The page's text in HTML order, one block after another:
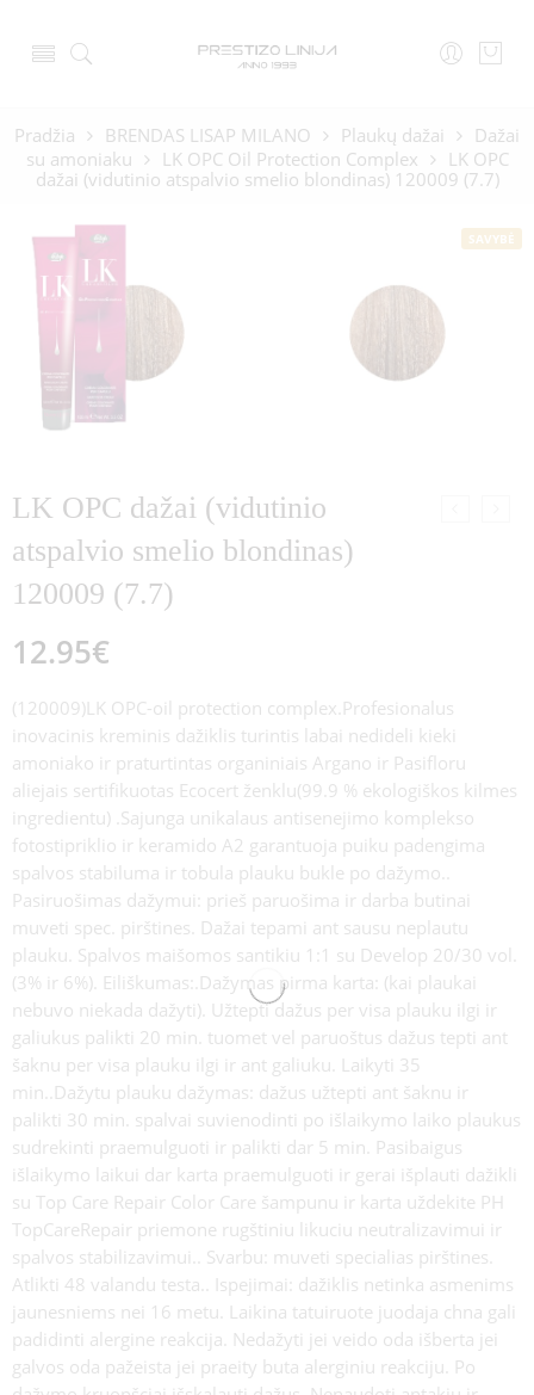
Pradžia BRENDAS LISAP MILANO Plaukų dažai
Dažai
su amoniaku
LK OPC Oil Protection Complex
LK OPC
dažai (vidutinio atspalvio smelio blondinas) 120009 (7.7)
SAVYBĖ
LK OPC dažai (vidutinio
atspalvio smelio blondinas)
120009 (7.7)
12.95€
(120009)LK OPC-oil protection complex.Profesionalus
inovacinis kreminis dažiklis turintis labai nedideli kieki
amoniako ir praturtintas organiniais Argano ir Pasifloru
aliejais sertifikuotas Ecocert ženklu(99.9 % ekologiškos kilmes
ingredientu) .Sajunga unikalaus antisenejimo komplekso
fotostipriklio ir keramido A2 garantuoja puiku padengima
spalvos stabiluma ir tobula plauku bukle po dažymo..
Pasiruošimas dažymui: prieš paruošima ir darba butinai
muveti spec. pirštines. Dažai tepami ant sausu neplautu
plauku. Spalvos maišomos santikiu 1:1 su Develop 20/30 vol.
(3% ir 6%). Eiliškumas:.Dažymas pirma karta: (kai plaukai
nebuvo niekada dažyti). Užtepti dažus per visa plauku ilgi ir
galiukus palikti 20 min. tuomet vel paruoštus dažus tepti ant
šaknu per visa plauku ilgi ir ant galiuku. Laikyti 35
min..Dažytu plauku dažymas: dažus užtepti ant šaknu ir
palikti 30 min. spalvai suvienodinti po išlaikymo laiko plaukus
sudrekinti praemulguoti ir palikti dar 5 min. Pasibaigus
išlaikymo laikui dar karta praemulguoti ir gerai išplauti dažikli
su Top Care Repair Color Care šampunu ir karta uždekite PH
TopCareRepair priemone rugštiniu likuciu neutralizavimui ir
spalvos stabilizavimui.. Svarbu: muveti specialias pirštines.
Atlikti 48 valandu testa.. Ispejimai: dažiklis netinka asmenims
jaunesniems nei 16 metu. Laikina tatuiruote juodaja chna gali
padidinti alergine reakcija. Nedažyti jei veido oda išberta jei
galvos oda pažeista jei praeity buta alerginiu reakciju. Po